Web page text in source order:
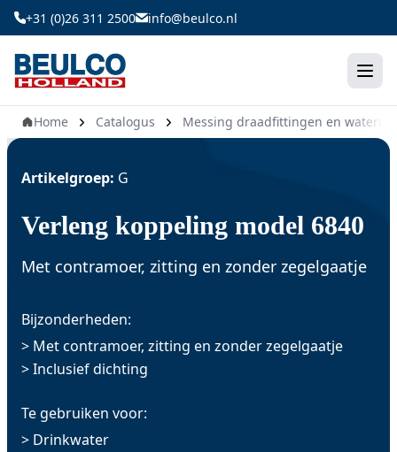
Ga
naar
de
inhoud
+31 (0)26 311 2500 info@beulco.nl
Home Catalogus Messing draadfittingen en
Artikelgroep: G
Verleng koppeling model 6840
Met contramoer, zitting en zonder zegelgaatje
Bijzonderheden:
> Met contramoer, zitting en zonder zegelgaatje
> Inclusief dichting
Te gebruiken voor:
> Drinkwater